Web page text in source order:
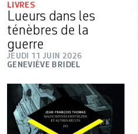
LIVRES
Lueurs dans les
ténèbres de la
guerre
JEUDI 11 JUIN 2026
GENEVIÈVE BRIDEL